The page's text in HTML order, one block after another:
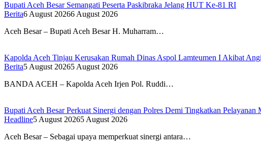
Bupati Aceh Besar Semangati Peserta Paskibraka Jelang HUT Ke-81 RI
Berita6 August 20266 August 2026
Aceh Besar – Bupati Aceh Besar H. Muharram…
Kapolda Aceh Tinjau Kerusakan Rumah Dinas Aspol Lamteumen I Akibat
Berita5 August 20265 August 2026
BANDA ACEH – Kapolda Aceh Irjen Pol. Ruddi…
Bupati Aceh Besar Perkuat Sinergi dengan Polres Demi Tingkatkan Pelayanan
Headline5 August 20265 August 2026
Aceh Besar – Sebagai upaya memperkuat sinergi antara…